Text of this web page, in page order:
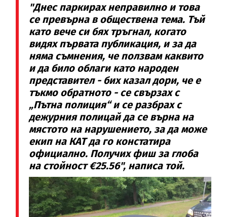
"Днес паркирах неправилно и това
се превърна в обществена тема. Тъй
като вече си бях тръгнал, когато
видях първата публикация, и за да
няма съмнения, че ползвам каквито
и да било облаги като народен
представител - бих казал дори, че е
тъкмо обратното - се свързах с
„Пътна полиция“ и се разбрах с
дежурния полицай да се върна на
мястото на нарушението, за да може
екип на КАТ да го констатира
официално. Получих фиш за глоба
на стойност €25.56", написа той.